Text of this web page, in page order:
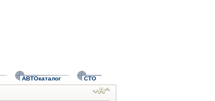
АВТОкаталог СТО